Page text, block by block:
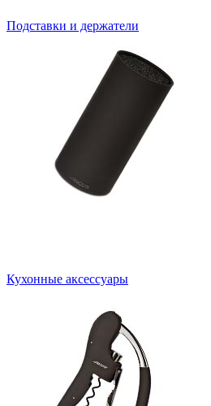
Подставки и держатели
Кухонные аксессуары